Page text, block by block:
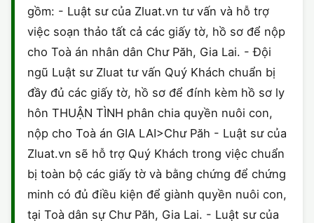
gồm: - Luật sư của Zluat.vn tư vấn và hỗ trợ
việc soạn thảo tất cả các giấy tờ, hồ sơ để nộp
cho Toà án nhân dân Chư Păh, Gia Lai. - Đội
ngũ Luật sư Zluat tư vấn Quý Khách chuẩn bị
đầy đủ các giấy tờ, hồ sơ để đính kèm hồ sơ ly
hôn THUẬN TÌNH phân chia quyền nuôi con,
nộp cho Toà án GIA LAI>Chư Păh - Luật sư của
Zluat.vn sẽ hỗ trợ Quý Khách trong việc chuẩn
bị toàn bộ các giấy tờ và bằng chứng để chứng
minh có đủ điều kiện để giành quyền nuôi con,
tại Toà dân sự Chư Păh, Gia Lai. - Luật sư của